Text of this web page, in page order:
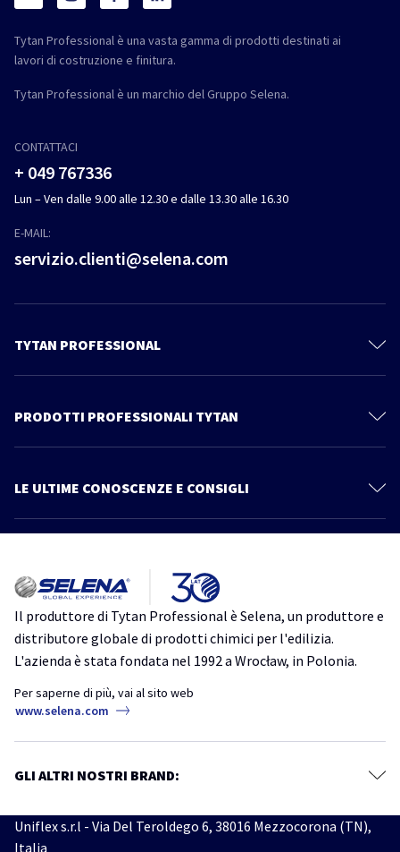
Tytan Professional è una vasta gamma di prodotti destinati ai
lavori di costruzione e finitura.
Tytan Professional è un marchio del Gruppo Selena.
CONTATTACI
+ 049 767336
Lun – Ven dalle 9.00 alle 12.30 e dalle 13.30 alle 16.30
E-MAIL:
servizio.clienti@selena.com
TYTAN PROFESSIONAL
Contattaci
Prodotti
PRODOTTI PROFESSIONALI TYTAN
Sistema Cartongesso
Impermeabilizzanti
Accessori
Ancoranti Chimici
Adesivi
Siliconi Neutri
Siliconi Acetici
LE ULTIME CONOSCENZE E CONSIGLI
Più articoli
di isolare
isolamento isolamento acustico isolamento termico
poliuretanica
TytanProfessional
Schiume Poliuretaniche per Tetti: Guida Completa alla Scelta e
coperture schiuma
interruzioni
TytanProfessional
Il produttore di Tytan Professional è Selena, un produttore e
distributore globale di prodotti chimici per l'edilizia.
L'azienda è stata fondata nel 1992 a Wrocław, in Polonia.
Per saperne di più, vai al sito web
www.selena.com
GLI ALTRI NOSTRI BRAND:
Uniflex s.r.l - Via Del Teroldego 6, 38016 Mezzocorona (TN),
Italia